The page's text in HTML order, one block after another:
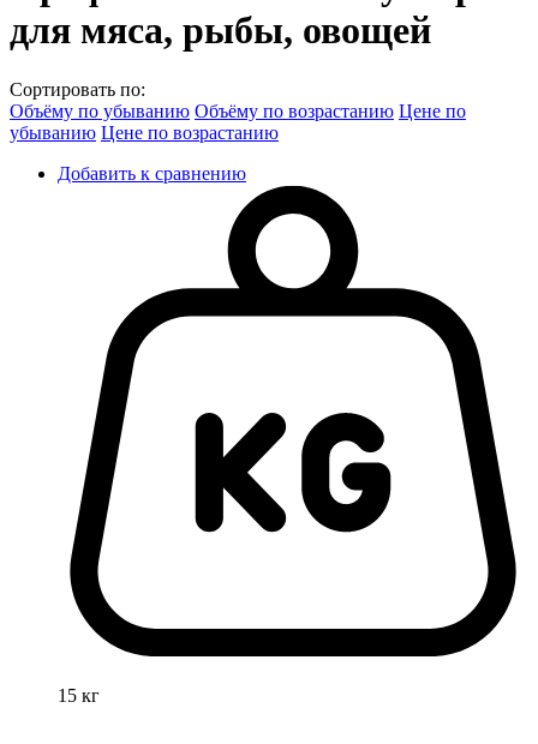
для мяса, рыбы, овощей
Сортировать по:
Объёму по убыванию Объёму по возрастанию Цене по
убыванию Цене по возрастанию
Добавить к сравнению
15 кг